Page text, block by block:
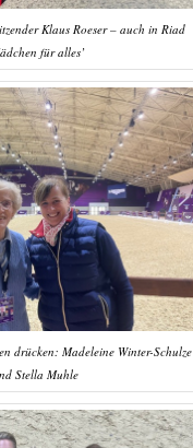
Klaus Roeser – auch in Riad
für alles’
drücken: Madeleine Winter-Schulze
Stella Muhle